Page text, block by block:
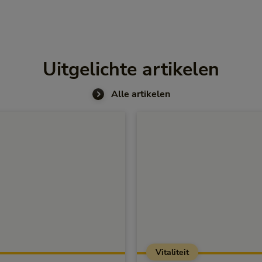
Uitgelichte artikelen
Alle artikelen
Vitaliteit